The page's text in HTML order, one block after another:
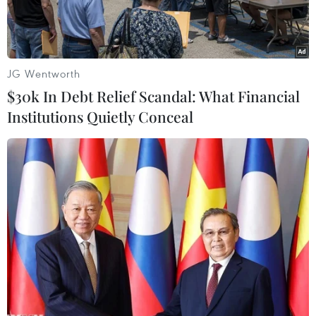
cơ hội quan sát các ứng cử viên trước khi bỏ phiếu.
Đương kim Tổng thống Mỹ Joe Biden (trái) và cựu Tổng thống
Donald Trump. (Ảnh: AFP/TTXVN)
Ngày 11/4, các cố vấn chiến dịch tranh cử của
cựu Tổng thống Mỹ Donald Trump đã gửi thư
lên Ủy ban Tranh luận Tổng thống, trong đó kêu
JG Wentworth
$30k In Debt Relief Scandal: What Financial
Institutions Quietly Conceal